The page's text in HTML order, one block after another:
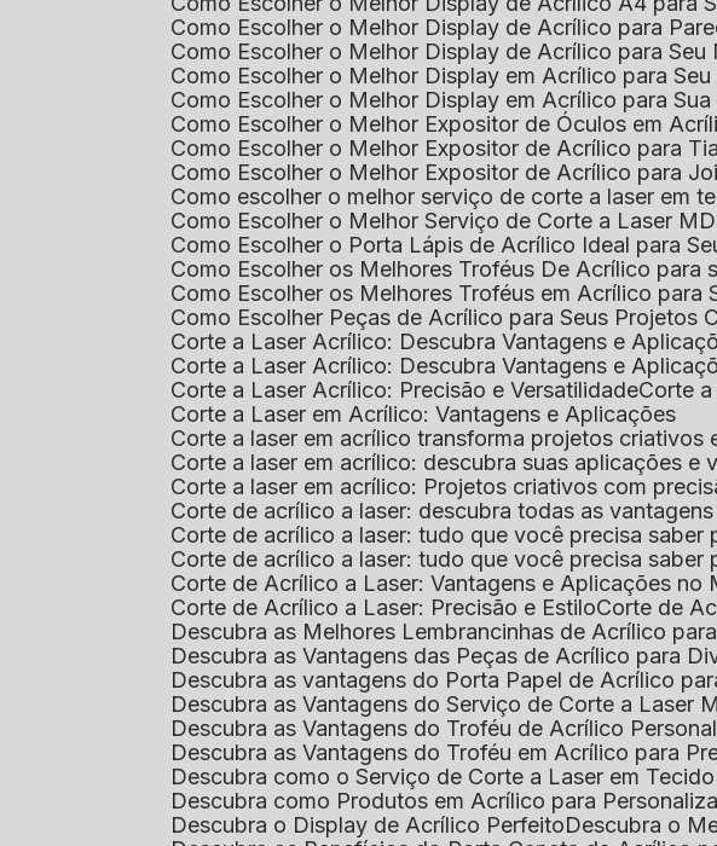
Como Escolher o Melhor Display de Acrílico para
Como Escolher o Melhor Display de Acrílico para Seu
Como Escolher o Melhor Display em Acrílico para
Como Escolher o Melhor Display em Acrílico para
Como Escolher o Melhor Expositor de Óculos em
Como Escolher o Melhor Expositor de Acrílico para
Como Escolher o Melhor Expositor de Acrílico para
Como escolher o melhor serviço de corte a laser em
Como Escolher o Melhor Serviço de Corte a Laser
Como Escolher o Porta Lápis de Acrílico Ideal para
Como Escolher os Melhores Troféus De Acrílico para
Como Escolher os Melhores Troféus em Acrílico para
Como Escolher Peças de Acrílico para Seus Projetos
Corte a Laser Acrílico: Descubra Vantagens e
Corte a Laser Acrílico: Descubra Vantagens e
Corte a Laser Acrílico: Precisão e Versatilidade
Corte
Corte a Laser em Acrílico: Vantagens e Aplicações
Corte a laser em acrílico transforma projetos
Corte a laser em acrílico: descubra suas aplicações e
Corte a laser em acrílico: Projetos criativos com
Corte de acrílico a laser: descubra todas as
Corte de acrílico a laser: tudo que você precisa
Corte de acrílico a laser: tudo que você precisa
Corte de Acrílico a Laser: Vantagens e Aplicações no
Corte de Acrílico a Laser: Precisão e Estilo
Corte de
Descubra as Melhores Lembrancinhas de Acrílico
Descubra as Vantagens das Peças de Acrílico para
Descubra as vantagens do Porta Papel de Acrílico
Descubra as Vantagens do Serviço de Corte a Laser
Descubra as Vantagens do Troféu de Acrílico
Descubra as Vantagens do Troféu em Acrílico para
Descubra como o Serviço de Corte a Laser em
Descubra como Produtos em Acrílico para
Descubra o Display de Acrílico Perfeito
Descubra o